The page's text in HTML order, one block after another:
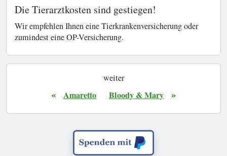
Die Tierarztkosten sind gestiegen!
Wir empfehlen Ihnen eine Tierkrankenversicherung oder
zumindest eine OP-Versicherung.
weiter
« Amaretto Bloody & Mary »